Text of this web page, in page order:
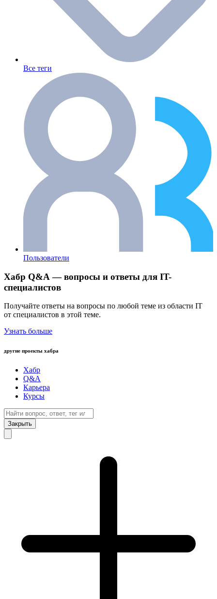
Все теги
Пользователи
Хабр Q&A — вопросы и ответы для IT-
специалистов
Получайте ответы на вопросы по любой теме из области IT
от специалистов в этой теме.
Узнать больше
другие проекты хабра
Хабр
Q&A
Карьера
Курсы
Закрыть